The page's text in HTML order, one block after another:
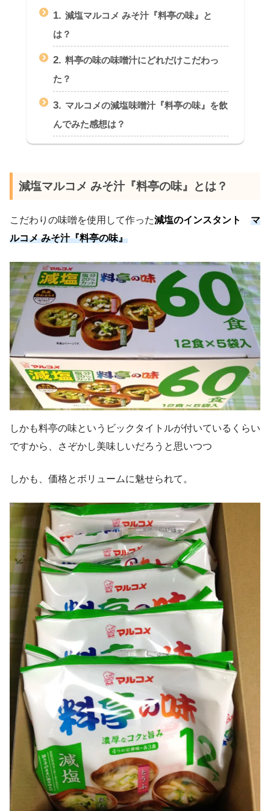
1. 減塩マルコメ みそ汁『料亭の味』と
は？
2. 料亭の味の味噌汁にどれだけこだわっ
た？
3. マルコメの減塩味噌汁『料亭の味』を飲
んでみた感想は？
減塩マルコメ みそ汁『料亭の味』とは？
こだわりの味噌を使用して作った減塩のインスタント マ
ルコメ みそ汁『料亭の味』
しかも料亭の味というビックタイトルが付いているくらい
ですから、さぞかし美味しいだろうと思いつつ
しかも、価格とボリュームに魅せられて。